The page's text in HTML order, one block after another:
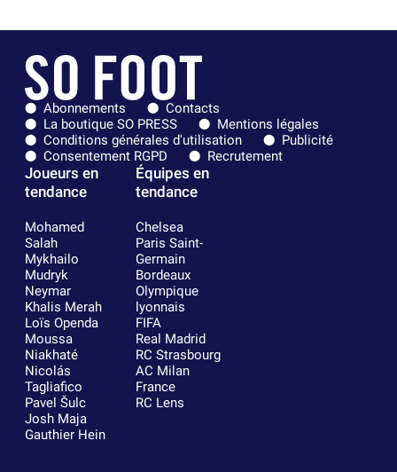
Abonnements
Contacts
La boutique SO PRESS
Mentions légales
Conditions générales d'utilisation
Publicité
Consentement RGPD
Recrutement
Joueurs en
tendance
Mohamed
Salah
Mykhailo
Mudryk
Neymar
Khalis Merah
Loïs Openda
Moussa
Niakhaté
Nicolás
Tagliafico
Pavel Šulc
Josh Maja
Gauthier Hein
Équipes en
tendance
Chelsea
Paris Saint-
Germain
Bordeaux
Olympique
lyonnais
FIFA
Real Madrid
RC Strasbourg
AC Milan
France
RC Lens